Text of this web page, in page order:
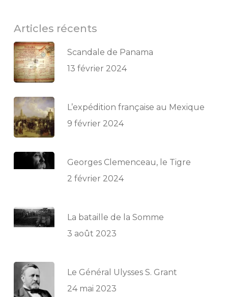
Articles récents
Scandale de Panama
13 février 2024
L’expédition française au Mexique
9 février 2024
Georges Clemenceau, le Tigre
2 février 2024
La bataille de la Somme
3 août 2023
Le Général Ulysses S. Grant
24 mai 2023